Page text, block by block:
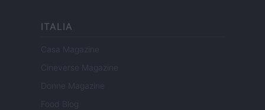
ITALIA
Casa Magazine
Cineverse Magazine
Donne Magazine
Food Blog